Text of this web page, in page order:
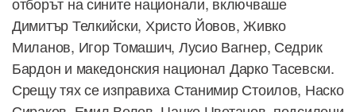
Димитър Телкийски, Христо Йовов, Живко
Миланов, Игор Томашич, Лусио Вагнер, Седрик
Бардон и македонския национал Дарко Тасевски.
Срещу тях се изправиха Станимир Стоилов, Наско